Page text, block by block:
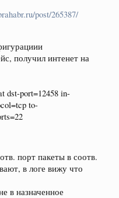
post/265387/
получил интенет на
dst-port=12458 in-
to-
порт пакеты в соотв.
в логе вижу что
в назначенное